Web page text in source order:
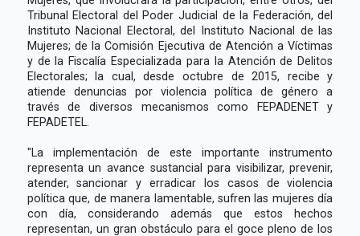
Tribunal Electoral del Poder Judicial de la Federación, del
Instituto Nacional Electoral, del Instituto Nacional de las
Mujeres; de la Comisión Ejecutiva de Atención a Víctimas
y de la Fiscalía Especializada para la Atención de Delitos
Electorales; la cual, desde octubre de 2015, recibe y
atiende denuncias por violencia política de género a
través de diversos mecanismos como FEPADENET y
FEPADETEL.
"La implementación de este importante instrumento
representa un avance sustancial para visibilizar, prevenir,
atender, sancionar y erradicar los casos de violencia
política que, de manera lamentable, sufren las mujeres día
con día, considerando además que estos hechos
representan, un gran obstáculo para el goce pleno de los